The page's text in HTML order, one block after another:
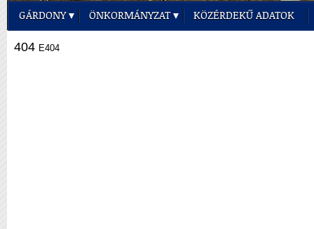
GÁRDONY ÖNKORMÁNYZAT KÖZÉRDEKŰ ADATOK
404 E404